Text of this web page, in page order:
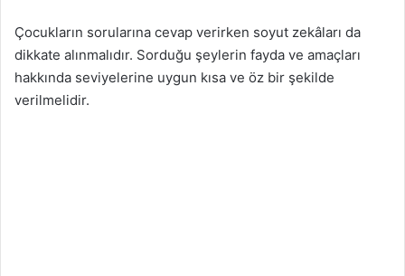
Çocukların sorularına cevap verirken soyut zekâları da
dikkate alınmalıdır. Sorduğu şeylerin fayda ve amaçları
hakkında seviyelerine uygun kısa ve öz bir şekilde
verilmelidir.